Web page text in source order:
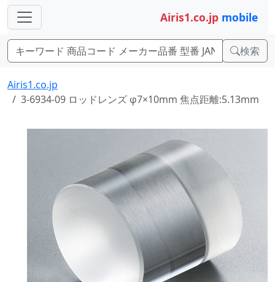
Airis1.co.jp mobile
検索
Airis1.co.jp
3-6934-09 ロッドレンズ φ7×10mm 焦点距離:5.13mm